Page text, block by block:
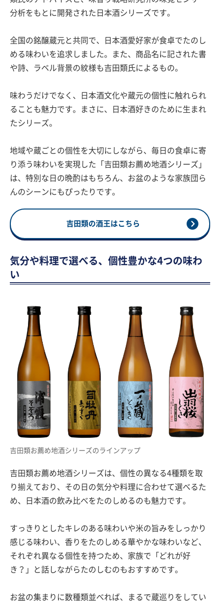
分析をもとに開発された日本酒シリーズです。
全国の銘醸蔵元と共同で、日本酒愛好家が食卓でたのし
める味わいを追求しました。また、商品名に記された書
や詩、ラベル背景の紋様も吉田類氏によるもの。
味わうだけでなく、日本酒文化や蔵元の個性に触れられ
ることも魅力です。まさに、日本酒好きのために生まれ
たシリーズ。
地域や蔵ごとの個性を大切にしながら、毎日の食卓に寄
り添う味わいを実現した「吉田類お薦め地酒シリーズ」
は、特別な日の晩酌はもちろん、お盆のような家族団ら
んのシーンにもぴったりです。
吉田類の酒王はこちら
気分や料理で選べる、個性豊かな4つの味わ
い
吉田類お薦め地酒シリーズのラインアップ
吉田類お薦め地酒シリーズは、個性の異なる4種類を取
り揃えており、その日の気分や料理に合わせて選べるた
め、日本酒の飲み比べをたのしめるのも魅力です。
すっきりとしたキレのある味わいや米の旨みをしっかり
感じる味わい、香りをたのしめる華やかな味わいなど、
それぞれ異なる個性を持つため、家族で「どれが好
き？」と話しながらたのしむのもおすすめです。
お盆の集まりに数種類並べれば、まるで蔵巡りをしてい